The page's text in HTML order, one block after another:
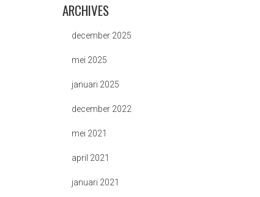
ARCHIVES
december 2025
mei 2025
januari 2025
december 2022
mei 2021
april 2021
januari 2021